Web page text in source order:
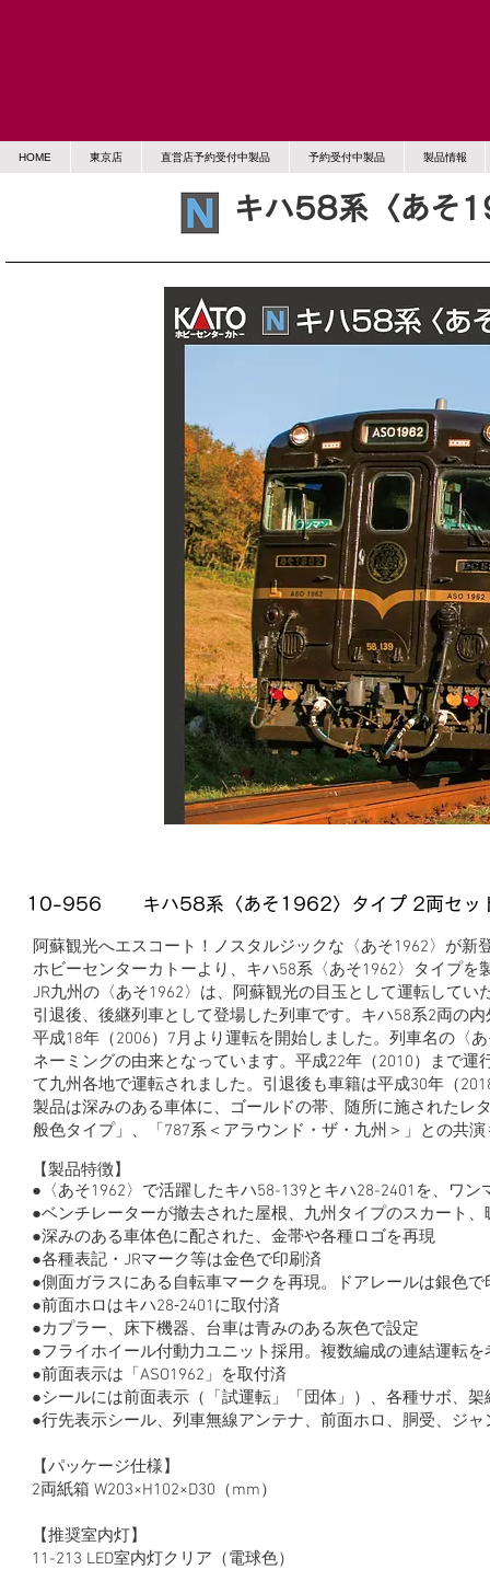
HOME 東京店 直営店予約受付中製品 予約受付中製品 製品情報
キハ58系〈あそ
10-956 キハ58系〈あそ1962〉タイプ 2両セッ
阿蘇観光へエスコート！ノスタルジックな〈あそ1962〉が新
ホビーセンターカトーより、キハ58系〈あそ1962〉タイプを
​JR九州の〈あそ1962〉は、阿蘇観光の目玉として運転してい
引退後、後継列車として登場した列車です。キハ58系2両の
平成18年（2006）7月より運転を開始しました。列車名の〈
ネーミングの由来となっています。平成22年（2010）まで
て九州各地で運転されました。引退後も車籍は平成30年（
製品は深みのある車体に、ゴールドの帯、随所に施されたレ
般色タイプ」、「787系＜アラウンド・ザ・九州＞」との共
【製品特徴】
●〈あそ1962〉で活躍したキハ58-139とキハ28-2401を、ワ
●ベンチレーターが撤去された屋根、九州タイプのスカート
●深みのある車体色に配された、金帯や各種ロゴを再現
●各種表記・JRマーク等は金色で印刷済
●側面ガラスにある自転車マークを再現。ドアレールは銀色で
●前面ホロはキハ28‐2401に取付済
●カプラー、床下機器、台車は青みのある灰色で設定
●フライホイール付動力ユニット採用。複数編成の連結運転
●前面表示は「ASO1962」を取付済
●シールには前面表示（「試運転」「団体」）、各種サボ、
●行先表示シール、列車無線アンテナ、前面ホロ、胴受、ジ
【パッケージ仕様】
2両紙箱 W203×H102×D30（mm）
【推奨室内灯】
11-213 LED室内灯クリア（電球色）